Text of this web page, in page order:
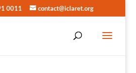
0011 contact@iclaret.org